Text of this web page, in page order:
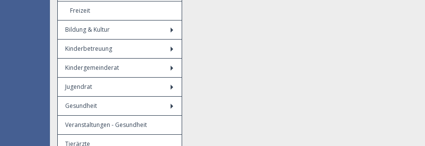
Freizeit
Bildung & Kultur
Kinderbetreuung
Kindergemeinderat
Jugendrat
Gesundheit
Veranstaltungen - Gesundheit
Tierärzte